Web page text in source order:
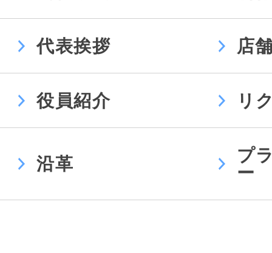
代表挨拶 店
役員紹介 リ
沿革
プ
ー